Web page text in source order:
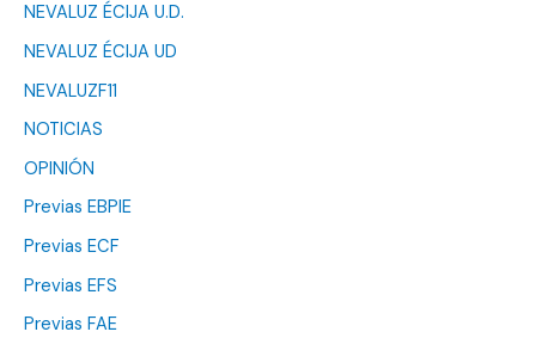
NEVALUZ ÉCIJA U.D.
NEVALUZ ÉCIJA UD
NEVALUZF11
NOTICIAS
OPINIÓN
Previas EBPIE
Previas ECF
Previas EFS
Previas FAE